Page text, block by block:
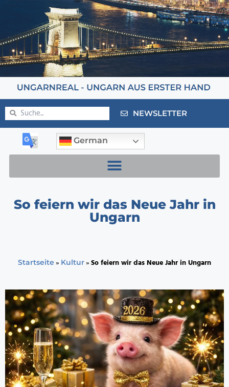
NEWSLETTER
German
So feiern wir das Neue Jahr in
Ungarn
Startseite » Kultur»So feiern wir das Neue Jahr in Ungarn